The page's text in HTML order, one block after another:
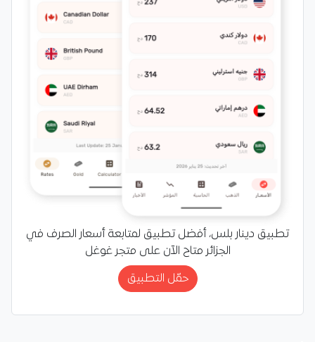
تطبيق دينار بلس، أفضل تطبيق لمتابعة أسعار الصرف في
الجزائر متاح الآن على متجر غوغل
حمّل التطبيق